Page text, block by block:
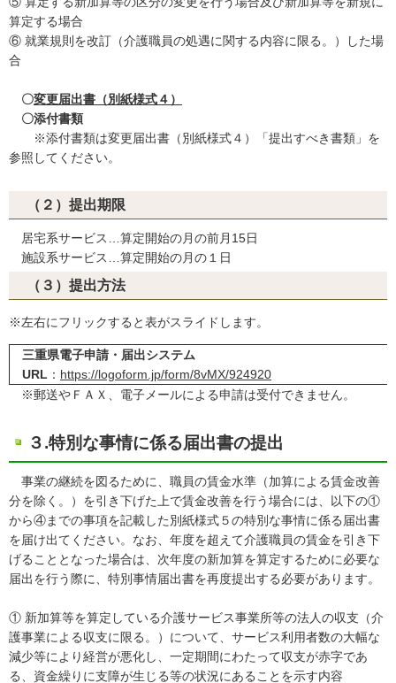
算定する場合
⑥ 就業規則を改訂（介護職員の処遇に関する内容に限る。）した場
合
〇変更届出書（別紙様式４）
〇添付書類
※添付書類は変更届出書（別紙様式４）「提出すべき書類」を
参照してください。
（２）提出期限
居宅系サービス…算定開始の月の前月15日
施設系サービス…算定開始の月の１日
（３）提出方法
※左右にフリックすると表がスライドします。
三重県電子申請・届出システム
URL ： https://logoform.jp/form/8vMX/924920
※郵送やＦＡＸ、電子メールによる申請は受付できません。
３.特別な事情に係る届出書の提出
事業の継続を図るために、職員の賃金水準（加算による賃金改善
分を除く。）を引き下げた上で賃金改善を行う場合には、以下の①
から④までの事項を記載した別紙様式５の特別な事情に係る届出書
を届け出てください。なお、年度を超えて介護職員の賃金を引き下
げることとなった場合は、次年度の新加算を算定するために必要な
届出を行う際に、特別事情届出書を再度提出する必要があります。
① 新加算等を算定している介護サービス事業所等の法人の収支（介
護事業による収支に限る。）について、サービス利用者数の大幅な
減少等により経営が悪化し、一定期間にわたって収支が赤字であ
る、資金繰りに支障が生じる等の状況にあることを示す内容